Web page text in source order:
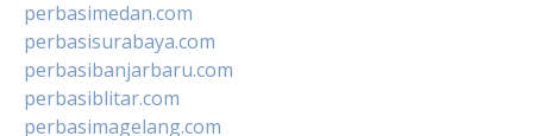
perbasimedan.com
perbasisurabaya.com
perbasibanjarbaru.com
perbasiblitar.com
perbasimagelang.com